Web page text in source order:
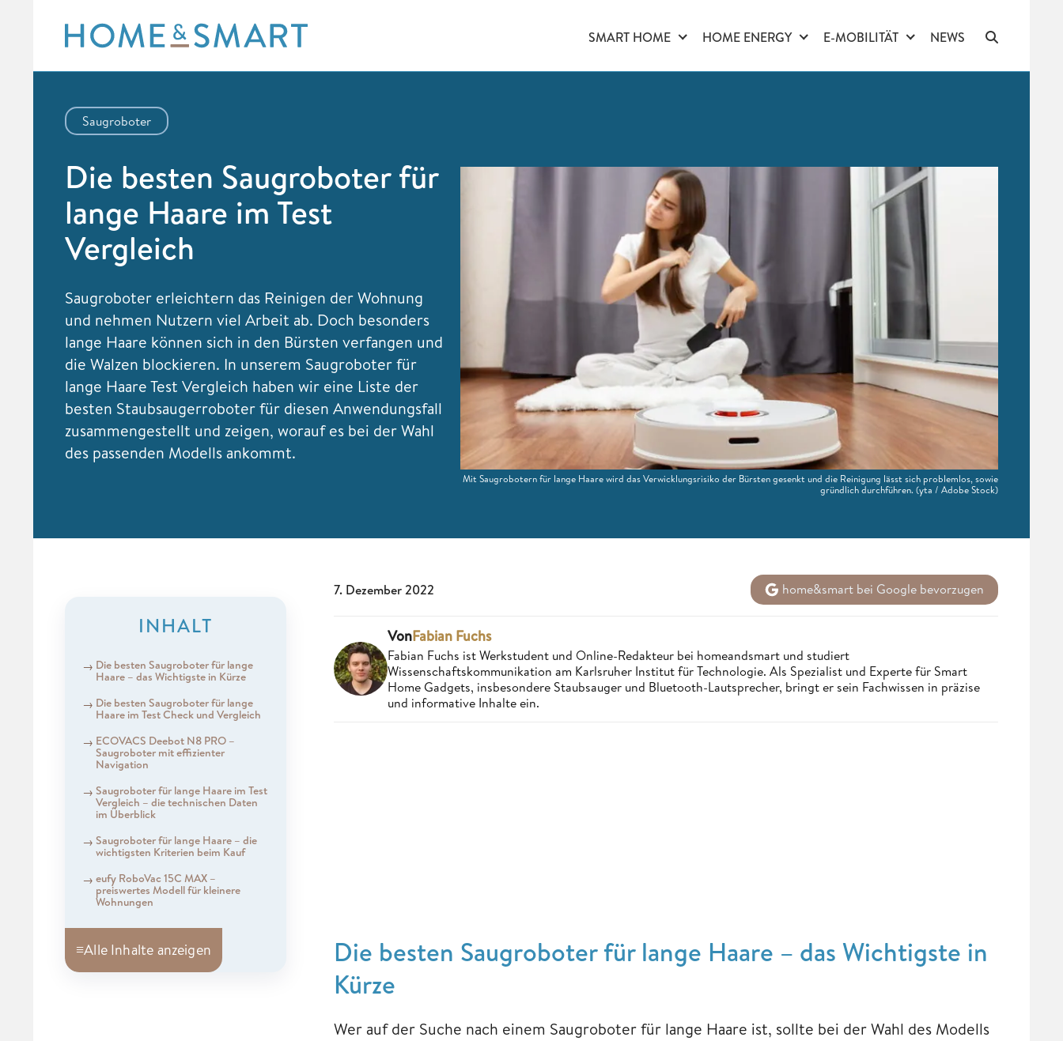
content
SMART HOME HOME ENERGY E-MOBILITÄT NEWS
Saugroboter
Die besten Saugroboter für
lange Haare im Test
Vergleich
Saugroboter erleichtern das Reinigen der Wohnung
und nehmen Nutzern viel Arbeit ab. Doch besonders
lange Haare können sich in den Bürsten verfangen und
die Walzen blockieren. In unserem Saugroboter für
lange Haare Test Vergleich haben wir eine Liste der
besten Staubsaugerroboter für diesen Anwendungsfall
zusammengestellt und zeigen, worauf es bei der Wahl
des passenden Modells ankommt.
Mit Saugrobotern für lange Haare wird das Verwicklungsrisiko der Bürsten gesenkt und die Reinigung lässt sich problemlos, sowie
gründlich durchführen.(yta / Adobe Stock)
INHALT
Die besten Saugroboter für lange
Haare – das Wichtigste in Kürze
Die besten Saugroboter für lange
Haare im Test Check und Vergleich
ECOVACS Deebot N8 PRO –
Saugroboter mit effizienter
Navigation
Saugroboter für lange Haare im Test
Vergleich – die technischen Daten
im Überblick
Saugroboter für lange Haare – die
wichtigsten Kriterien beim Kauf
eufy RoboVac 15C MAX –
preiswertes Modell für kleinere
Wohnungen
≡Alle Inhalte anzeigen
7. Dezember 2022 home&smart bei Google bevorzugen
VonFabian Fuchs
Fabian Fuchs ist Werkstudent und Online-Redakteur bei homeandsmart und studiert
Wissenschaftskommunikation am Karlsruher Institut für Technologie. Als Spezialist und Experte für Smart
Home Gadgets, insbesondere Staubsauger und Bluetooth-Lautsprecher, bringt er sein Fachwissen in präzise
und informative Inhalte ein.
Die besten Saugroboter für lange Haare – das Wichtigste in
Kürze
Wer auf der Suche nach einem Saugroboter für lange Haare ist, sollte bei der Wahl des Modells